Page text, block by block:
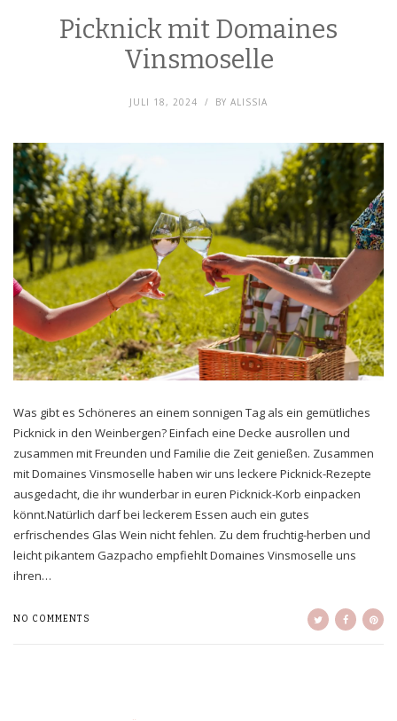
Picknick mit Domaines
Vinsmoselle
JULI 18, 2024 BY ALISSIA
Was gibt es Schöneres an einem sonnigen Tag als ein gemütliches
Picknick in den Weinbergen? Einfach eine Decke ausrollen und
zusammen mit Freunden und Familie die Zeit genießen. Zusammen
mit Domaines Vinsmoselle haben wir uns leckere Picknick-Rezepte
ausgedacht, die ihr wunderbar in euren Picknick-Korb einpacken
könnt.Natürlich darf bei leckerem Essen auch ein gutes
erfrischendes Glas Wein nicht fehlen. Zu dem fruchtig-herben und
leicht pikantem Gazpacho empfiehlt Domaines Vinsmoselle uns
ihren…
NO COMMENTS